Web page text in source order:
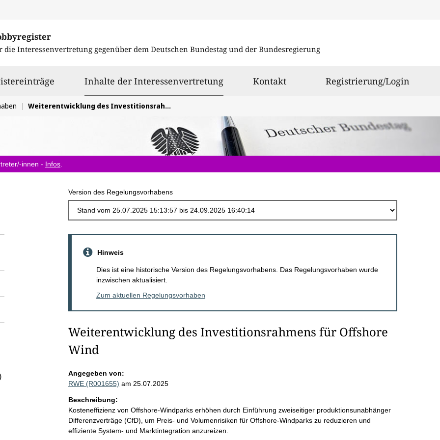
die Interessenvertretung gegenüber dem Deutschen Bundestag und der Bundesregierung
Inhalte der Interessenvertretungausgewählt
Kontakt Registrierung/Login
Weiterentwicklung des Investitionsrahmens für Offshore Wind
innen - Infos
Version des Regelungsvorhabens
Hinweis
Dies ist eine historische Version des Regelungsvorhabens. Das Regelungsvorhaben wurde
inzwischen aktualisiert.
Zum aktuellen Regelungsvorhaben
Weiterentwicklung des Investitionsrahmens für Offshore
Wind
Angegeben von:
RWE (R001655) am 25.07.2025
Beschreibung:
Kosteneffizienz von Offshore-Windparks erhöhen durch Einführung zweiseitiger produktionsunabhänger
Differenzverträge (CfD), um Preis- und Volumenrisiken für Offshore-Windparks zu reduzieren und
effiziente System- und Marktintegration anzureizen.